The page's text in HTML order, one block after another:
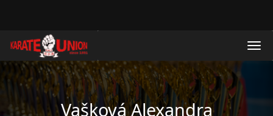
Vašková Alexandra